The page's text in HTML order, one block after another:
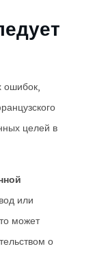
ошибок,
целей в
или
может
о